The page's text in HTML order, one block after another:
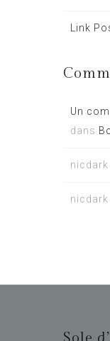
Link
Un
dans
nicdark
nicdark